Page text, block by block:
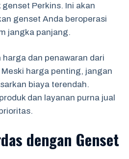
Perkins. Ini akan
genset Anda beroperasi
jangka panjang.
dan penawaran dari
harga penting, jangan
biaya terendah.
dan layanan purna jual
dengan Genset